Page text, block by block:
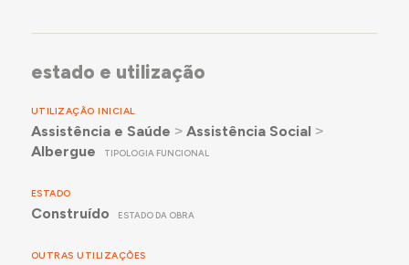
estado e utilização
UTILIZAÇÃO INICIAL
Assistência e Saúde ˃ Assistência Social ˃
Albergue
TIPOLOGIA FUNCIONAL
ESTADO
Construído ESTADO DA OBRA
OUTRAS UTILIZAÇÕES